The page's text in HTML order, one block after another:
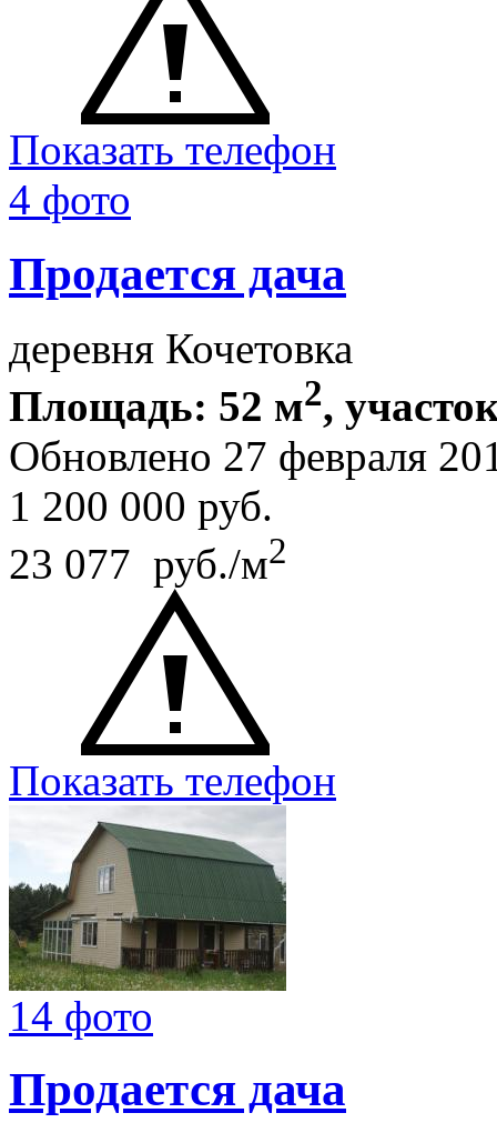
Показать телефон
4 фото
Продается дача
деревня Кочетовка
Площадь: 52 м2,
Обновлено 27 февраля
1 200 000 руб.
23 077 руб./м2
Показать телефон
14 фото
Продается дача